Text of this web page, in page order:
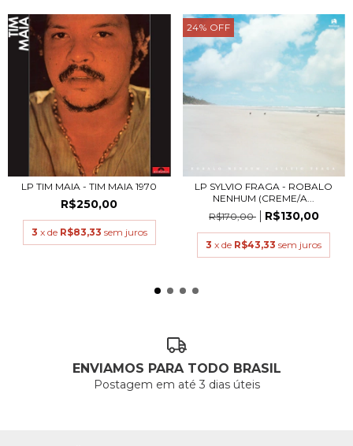
LP TIM MAIA - TIM MAIA 1970
R$250,00
3 x de R$83,33 sem juros
24% OFF
LP SYLVIO FRAGA - ROBALO
NENHUM (CREME/A...
R$170,00
R$130,00
3 x de R$43,33 sem juros
ENVIAMOS PARA TODO BRASIL
Postagem em até 3 dias úteis